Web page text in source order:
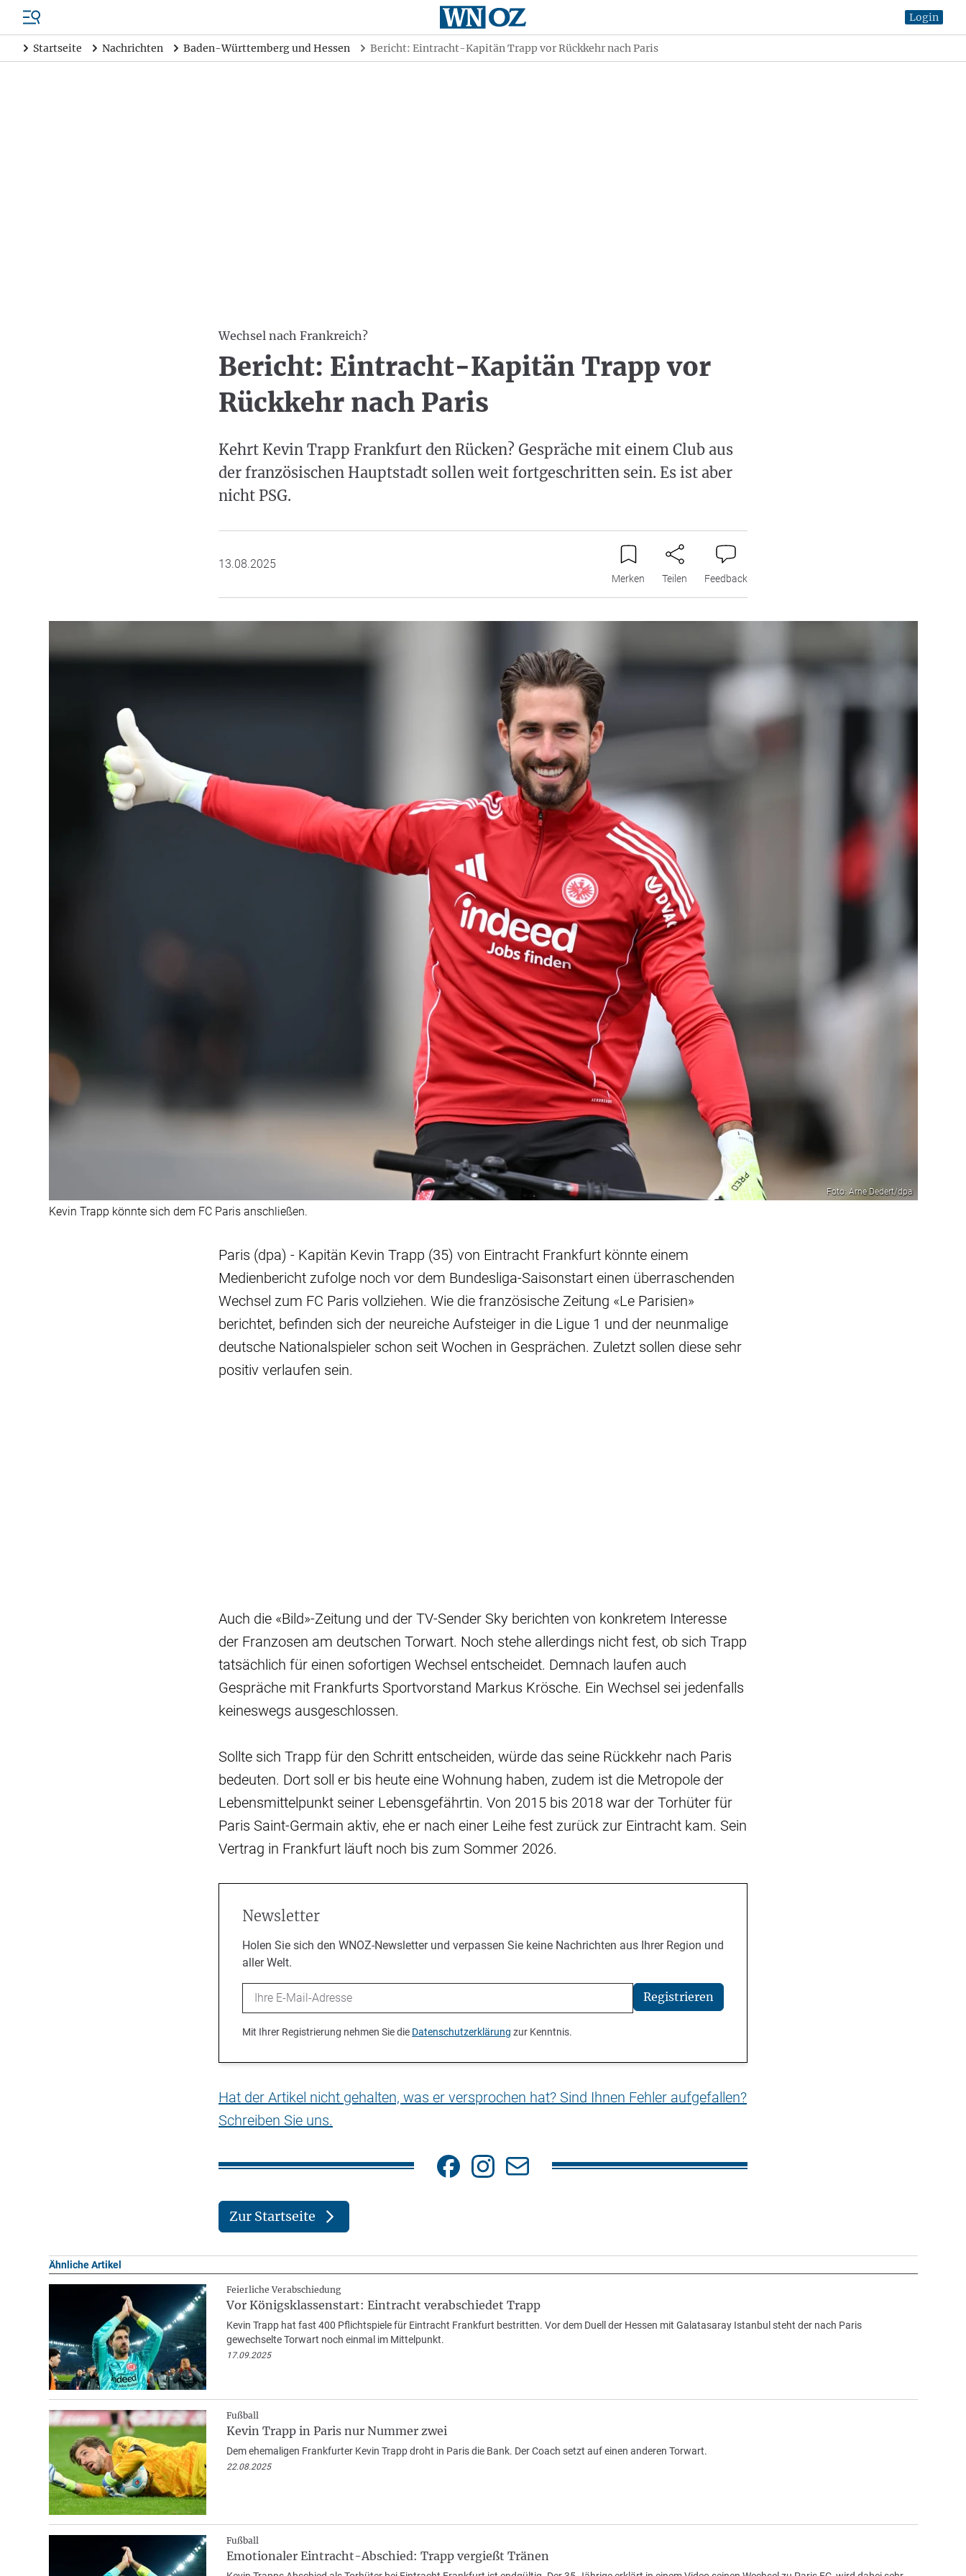
Login
Startseite Nachrichten Baden-Württemberg und Hessen Bericht: Eintracht-Kapitän Trapp vor Rückkehr nach Paris
Wechsel nach Frankreich?
Bericht: Eintracht-Kapitän Trapp vor
Rückkehr nach Paris
Kehrt Kevin Trapp Frankfurt den Rücken? Gespräche mit einem Club aus
der französischen Hauptstadt sollen weit fortgeschritten sein. Es ist aber
nicht PSG.
13.08.2025
Merken Teilen Feedback
Foto: Arne Dedert/dpa
Kevin Trapp könnte sich dem FC Paris anschließen.
Paris (dpa) - Kapitän Kevin Trapp (35) von Eintracht Frankfurt könnte einem
Medienbericht zufolge noch vor dem Bundesliga-Saisonstart einen überraschenden
Wechsel zum FC Paris vollziehen. Wie die französische Zeitung «Le Parisien»
berichtet, befinden sich der neureiche Aufsteiger in die Ligue 1 und der neunmalige
deutsche Nationalspieler schon seit Wochen in Gesprächen. Zuletzt sollen diese sehr
positiv verlaufen sein.
Auch die «Bild»-Zeitung und der TV-Sender Sky berichten von konkretem Interesse
der Franzosen am deutschen Torwart. Noch stehe allerdings nicht fest, ob sich Trapp
tatsächlich für einen sofortigen Wechsel entscheidet. Demnach laufen auch
Gespräche mit Frankfurts Sportvorstand Markus Krösche. Ein Wechsel sei jedenfalls
keineswegs ausgeschlossen.
Sollte sich Trapp für den Schritt entscheiden, würde das seine Rückkehr nach Paris
bedeuten. Dort soll er bis heute eine Wohnung haben, zudem ist die Metropole der
Lebensmittelpunkt seiner Lebensgefährtin. Von 2015 bis 2018 war der Torhüter für
Paris Saint-Germain aktiv, ehe er nach einer Leihe fest zurück zur Eintracht kam. Sein
Vertrag in Frankfurt läuft noch bis zum Sommer 2026.
Newsletter
Holen Sie sich den WNOZ-Newsletter und verpassen Sie keine Nachrichten aus Ihrer Region und
aller Welt.
Email Registrieren
Mit Ihrer Registrierung nehmen Sie die Datenschutzerklärung zur Kenntnis.
Hat der Artikel nicht gehalten, was er versprochen hat? Sind Ihnen Fehler aufgefallen?
Schreiben Sie uns.
Zur Startseite
Ähnliche Artikel
Feierliche Verabschiedung
Vor Königsklassenstart: Eintracht verabschiedet Trapp
Kevin Trapp hat fast 400 Pflichtspiele für Eintracht Frankfurt bestritten. Vor dem Duell der Hessen mit Galatasaray Istanbul steht der nach Paris
gewechselte Torwart noch einmal im Mittelpunkt.
17.09.2025
Fußball
Kevin Trapp in Paris nur Nummer zwei
Dem ehemaligen Frankfurter Kevin Trapp droht in Paris die Bank. Der Coach setzt auf einen anderen Torwart.
22.08.2025
Fußball
Emotionaler Eintracht-Abschied: Trapp vergießt Tränen